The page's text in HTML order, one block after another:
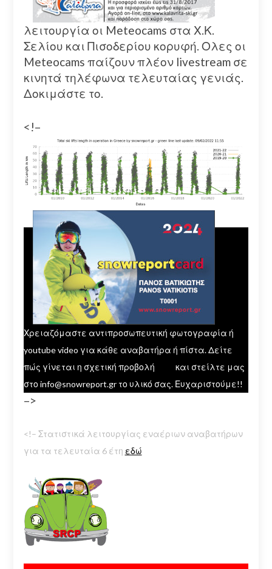
λειτουργία οι Meteocams στα Χ.Κ.
Σελίου και Πισοδερίου κορυφή. Ολες οι
Meteocams παίζουν πλέον livestream σε
κινητά τηλέφωνα τελευταίας γενιάς.
Δοκιμάστε το.
<!–
Χρειαζόμαστε αντιπροσωπευτική φωτογραφία ή
youtube video για κάθε αναβατήρα ή πίστα. Δείτε
πώς γίνεται η σχετική προβολή
και στείλτε μας
στο info@snowreport.gr το υλικό σας. Ευχαριστούμε!!
–>
<!– Στατιστικά λειτουργίας εναέριων αναβατήρων
για τα τελευταία 6 έτη εδώ